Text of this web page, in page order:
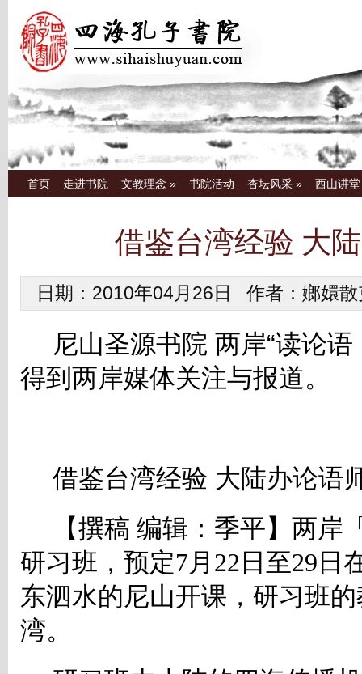
首页 走进书院 文教理念 » 书院活动 杏坛风采 » 西山讲堂
借鉴台湾经验 大
日期：2010年04月26日 作者：嫏嬛
尼山圣源书院 两岸“读论
得到两岸媒体关注与报道。
借鉴台湾经验 大陆办论语
【撰稿 编辑：季平】两岸
研习班，预定7月 22 日至29 日
东泗水的尼山开课，研习班
湾。